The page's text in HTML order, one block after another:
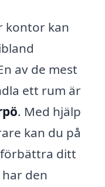
kontor kan
av de mest
ett rum är
. Med hjälp
kan du på
ditt
den